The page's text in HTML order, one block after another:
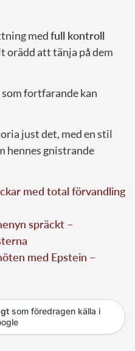
medfull kontroll
orädd att tänja på dem
fortfarande kan
just det, med en stil
hennes gnistrande
med total förvandling
spräckt –
med Epstein –
som föredragen källa i